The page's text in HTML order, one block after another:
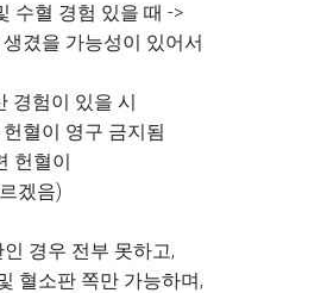
수혈 경험 있을 때 ->
겼을 가능성이 있어서
경험이 있을 시
혈이 영구 금지됨
헌혈이
겠음)
경우 전부 못하고,
혈소판 쪽만 가능하며,